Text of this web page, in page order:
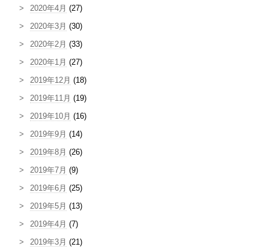
2020年4月 (27)
2020年3月 (30)
2020年2月 (33)
2020年1月 (27)
2019年12月 (18)
2019年11月 (19)
2019年10月 (16)
2019年9月 (14)
2019年8月 (26)
2019年7月 (9)
2019年6月 (25)
2019年5月 (13)
2019年4月 (7)
2019年3月 (21)